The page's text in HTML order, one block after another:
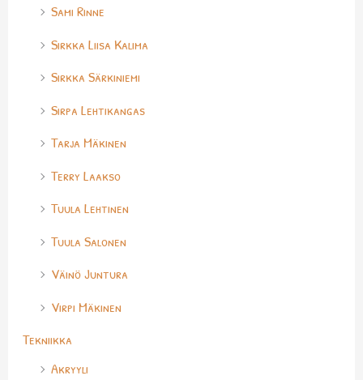
Sami Rinne
Sirkka Liisa Kalima
Sirkka Särkiniemi
Sirpa Lehtikangas
Tarja Mäkinen
Terry Laakso
Tuula Lehtinen
Tuula Salonen
Väinö Juntura
Virpi Mäkinen
Tekniikka
Akryyli